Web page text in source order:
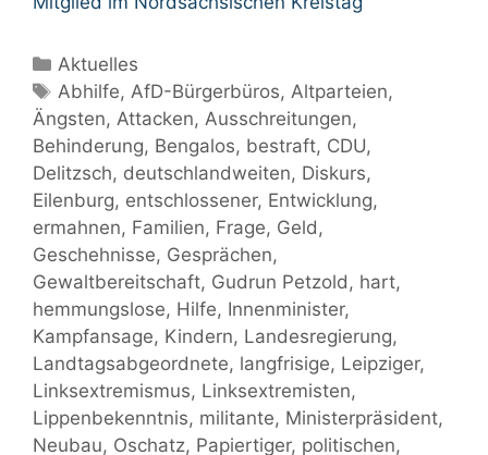
Kategorien
Aktuelles
Schlagwörter
Abhilfe, AfD-Bürgerbüros, Altparteien,
Ängsten, Attacken, Ausschreitungen,
Behinderung, Bengalos, bestraft, CDU,
Delitzsch, deutschlandweiten, Diskurs,
Eilenburg, entschlossener, Entwicklung,
ermahnen, Familien, Frage, Geld ,
Geschehnisse, Gesprächen,
Gewaltbereitschaft, Gudrun Petzold , hart,
hemmungslose, Hilfe, Innenminister,
Kampfansage, Kindern, Landesregierung,
Landtagsabgeordnete, langfrisige, Leipziger,
Linksextremismus, Linksextremisten,
Lippenbekenntnis, militante, Ministerpräsident,
Neubau, Oschatz, Papiertiger, politischen,